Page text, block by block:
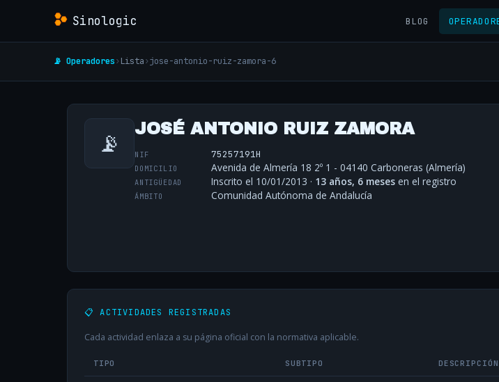
Sinologic BLOG
📡 Operadores› Lista›jose-antonio-ruiz-zamora-6
📡 JOSÉ ANTONIO RUIZ ZAMORA
NIF 75257191H
DOMICILIO Avenida de Almería 18 2º 1 - 04140 Carboneras (Almería)
ANTIGÜEDAD Inscrito el 10/01/2013 · 13 años, 6 meses en el registro
ÁMBITO Comunidad Autónoma de Andalucía
📋 ACTIVIDADES REGISTRADAS
Cada actividad enlaza a su página oficial con la normativa aplicable.
TIPO SUBTIPO DESCRIPCIÓN